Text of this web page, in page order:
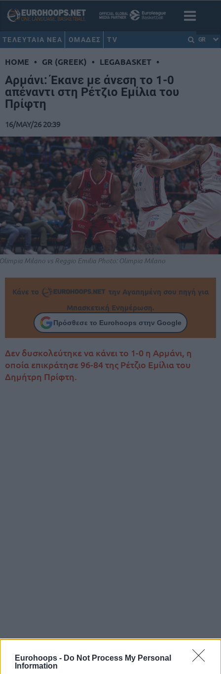
Eurohoops - Do Not Process My Personal
Information
ΤΕΛΕΥΤΑΙΑ ΝΕΑ ΟΜΑΔΕΣ TV GR
HOME • GR (GREEK) • LEGABASKET •
Αρμάνι: Έκανε με άνεση το 1-0
απέναντι στη Ρέτζιο Εμίλια του
Πρίφτη
16/MAY/26 20:39
Milano vs Reggio Emilia Photo: Olimpia Milano
Κάνε το
την Αγαπημένη σου πηγή για
Μπασκετική Ενημέρωση.
Πρόσθεσε το Eurohoops στην Google
Δεν δυσκολεύτηκε να κάνει το 1-0 η Αρμάνι, η
οποία επικράτησε 96-84 της Ρέτζιο Εμίλια του
Δημήτρη Πρίφτη.